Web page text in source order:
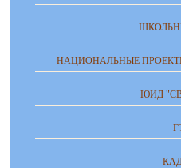
НАЦИОНАЛЬНЫЕ
ЮИД